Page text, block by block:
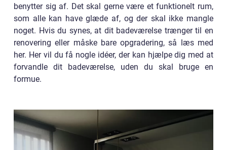
benytter sig af. Det skal gerne være et funktionelt rum,
som alle kan have glæde af, og der skal ikke mangle
noget. Hvis du synes, at dit badeværelse trænger til en
renovering eller måske bare opgradering, så læs med
her. Her vil du få nogle idéer, der kan hjælpe dig med at
forvandle dit badeværelse, uden du skal bruge en
formue.